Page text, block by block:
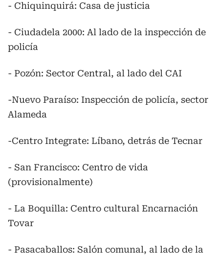
- Chiquinquirá: Casa de justicia
- Ciudadela 2000: Al lado de la inspección de
policía
- Pozón: Sector Central, al lado del CAI
-Nuevo Paraíso: Inspección de policía, sector
Alameda
-Centro Integrate: Líbano, detrás de Tecnar
- San Francisco: Centro de vida
(provisionalmente)
- La Boquilla: Centro cultural Encarnación
Tovar
- Pasacaballos: Salón comunal, al lado de la